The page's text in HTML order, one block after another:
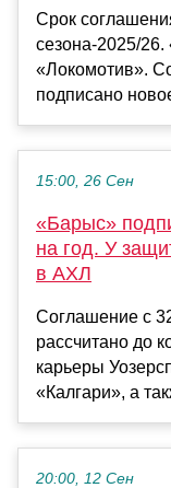
Срок
сезона-2025/
«Локомотив».
подписано
15:00, 26 Сен
«Барыс»
на год. У
в АХЛ
Соглашение с
рассчитано до
карьеры
«Калгари», а
20:00, 12 Сен